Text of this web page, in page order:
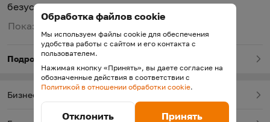
безусловно, один из них.
Показать полное описание
Подробнее о товаре
Бизнесмены и предприниматели
Обработка файлов cookie
Мы используем файлы cookie для обеспечения
удобства работы с сайтом и его контакта с
пользователем.
Нажимая кнопку «Принять», вы даете согласие на
обозначенные действия в соответствии с
Политикой в отношении обработки cookie.
Отклонить Принять